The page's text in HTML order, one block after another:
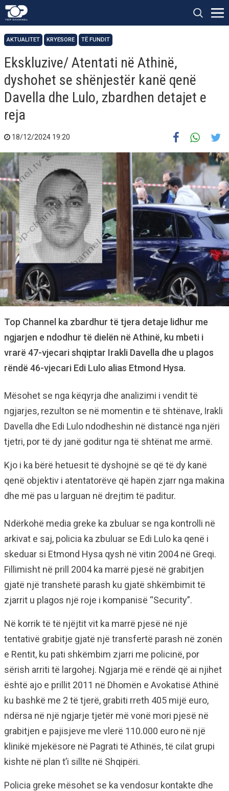
AKTUALITET KRYESORE TË FUNDIT
Ekskluzive/ Atentati në Athinë,
dyshohet se shënjestër kanë qenë
Davella dhe Lulo, zbardhen detajet e
reja
18/12/2024 19:20
Top Channel ka zbardhur të tjera detaje lidhur me
ngjarjen e ndodhur të dielën në Athinë, ku mbeti i
vrarë 47-vjecari shqiptar Irakli Davella dhe u plagos
rëndë 46-vjecari Edi Lulo alias Etmond Hysa.
Mësohet se nga këqyrja dhe analizimi i vendit të
ngjarjes, rezulton se në momentin e të shtënave, Irakli
Davella dhe Edi Lulo ndodheshin në distancë nga njëri
tjetri, por të dy janë goditur nga të shtënat me armë.
Kjo i ka bërë hetuesit të dyshojnë se që të dy kanë
qenë objektiv i atentatorëve që hapën zjarr nga makina
dhe më pas u larguan në drejtim të paditur.
Ndërkohë media greke ka zbuluar se nga kontrolli në
arkivat e saj, policia ka zbuluar se Edi Lulo ka qenë i
skeduar si Etmond Hysa qysh në vitin 2004 në Greqi.
Fillimisht në prill 2004 ka marrë pjesë në grabitjen
gjatë një transhetë parash ku gjatë shkëmbimit të
zjarrit u plagos një roje i kompanisë “Security”.
Në korrik të të njëjtit vit ka marrë pjesë në një
tentativë grabitje gjatë një transfertë parash në zonën
e Rentit, ku pati shkëmbim zjarri me policinë, por
sërish arriti të largohej. Ngjarja më e rëndë që ai njihet
është ajo e prillit 2011 në Dhomën e Avokatisë Athinë
ku bashkë me 2 të tjerë, grabiti rreth 405 mijë euro,
ndërsa në një ngjarje tjetër më vonë mori pjesë në
grabitjen e pajisjeve me vlerë 110.000 euro në një
klinikë mjekësore në Pagrati të Athinës, të cilat grupi
kishte në plan t’i sillte në Shqipëri.
Policia greke mësohet se ka vendosur kontakte dhe